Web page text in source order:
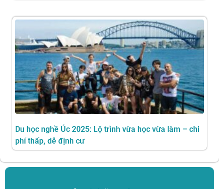
Du học nghề Úc 2025: Lộ trình vừa học vừa làm – chi
phí thấp, dễ định cư